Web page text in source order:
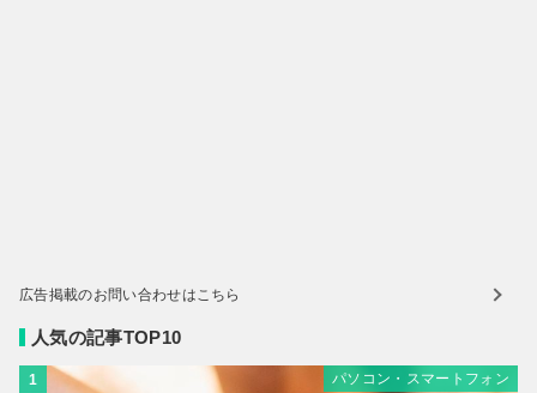
広告掲載のお問い合わせはこちら
人気の記事TOP10
1 パソコン・スマートフォン